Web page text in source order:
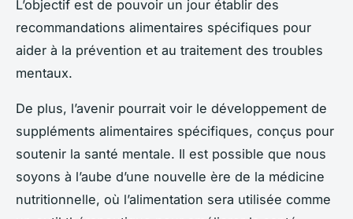
L’objectif est de pouvoir un jour établir des
recommandations alimentaires spécifiques pour
aider à la prévention et au traitement des troubles
mentaux.
De plus, l’avenir pourrait voir le développement de
suppléments alimentaires spécifiques, conçus pour
soutenir la santé mentale. Il est possible que nous
soyons à l’aube d’une nouvelle ère de la médicine
nutritionnelle, où l’alimentation sera utilisée comme